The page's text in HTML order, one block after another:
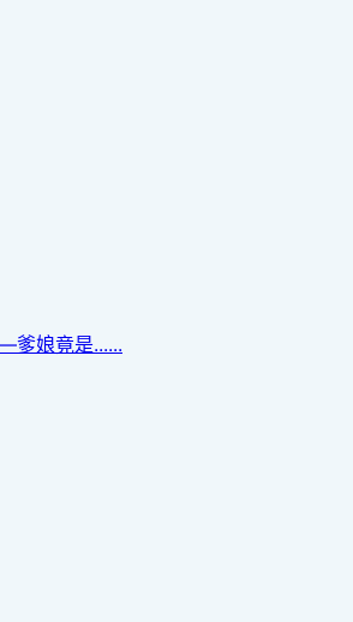
爹娘竟是......